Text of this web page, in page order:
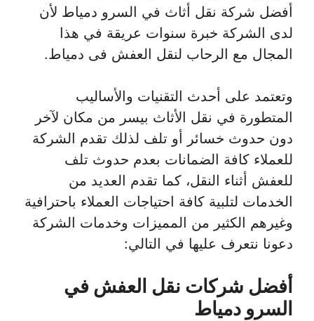
أفضل شركة نقل أثاث في السرو دمياط لأن
لدى الشركة خبرة سنوات عريقة في هذا
المجال مع الرحاب لنقل العفش فى دمياط.
وتعتمد على أحدث التقنيات والأساليب
المتطورة في نقل الأثاث بيسر من مكان لآخر
دون حدوث خسائر أو تلف لذلك تقدم الشركة
للعملاء كافة الضمانات بعدم حدوث تلف
للعفش أثناء النقل، كما تقدم العديد من
الخدمات لتلبية كافة احتياجات العملاء باحترافية
وغيرهم الكثير من المميزات وخدمات الشركة
دعونا نتعرف عليها في التالي:
أفضل شركات نقل العفش في
السرو دمياط